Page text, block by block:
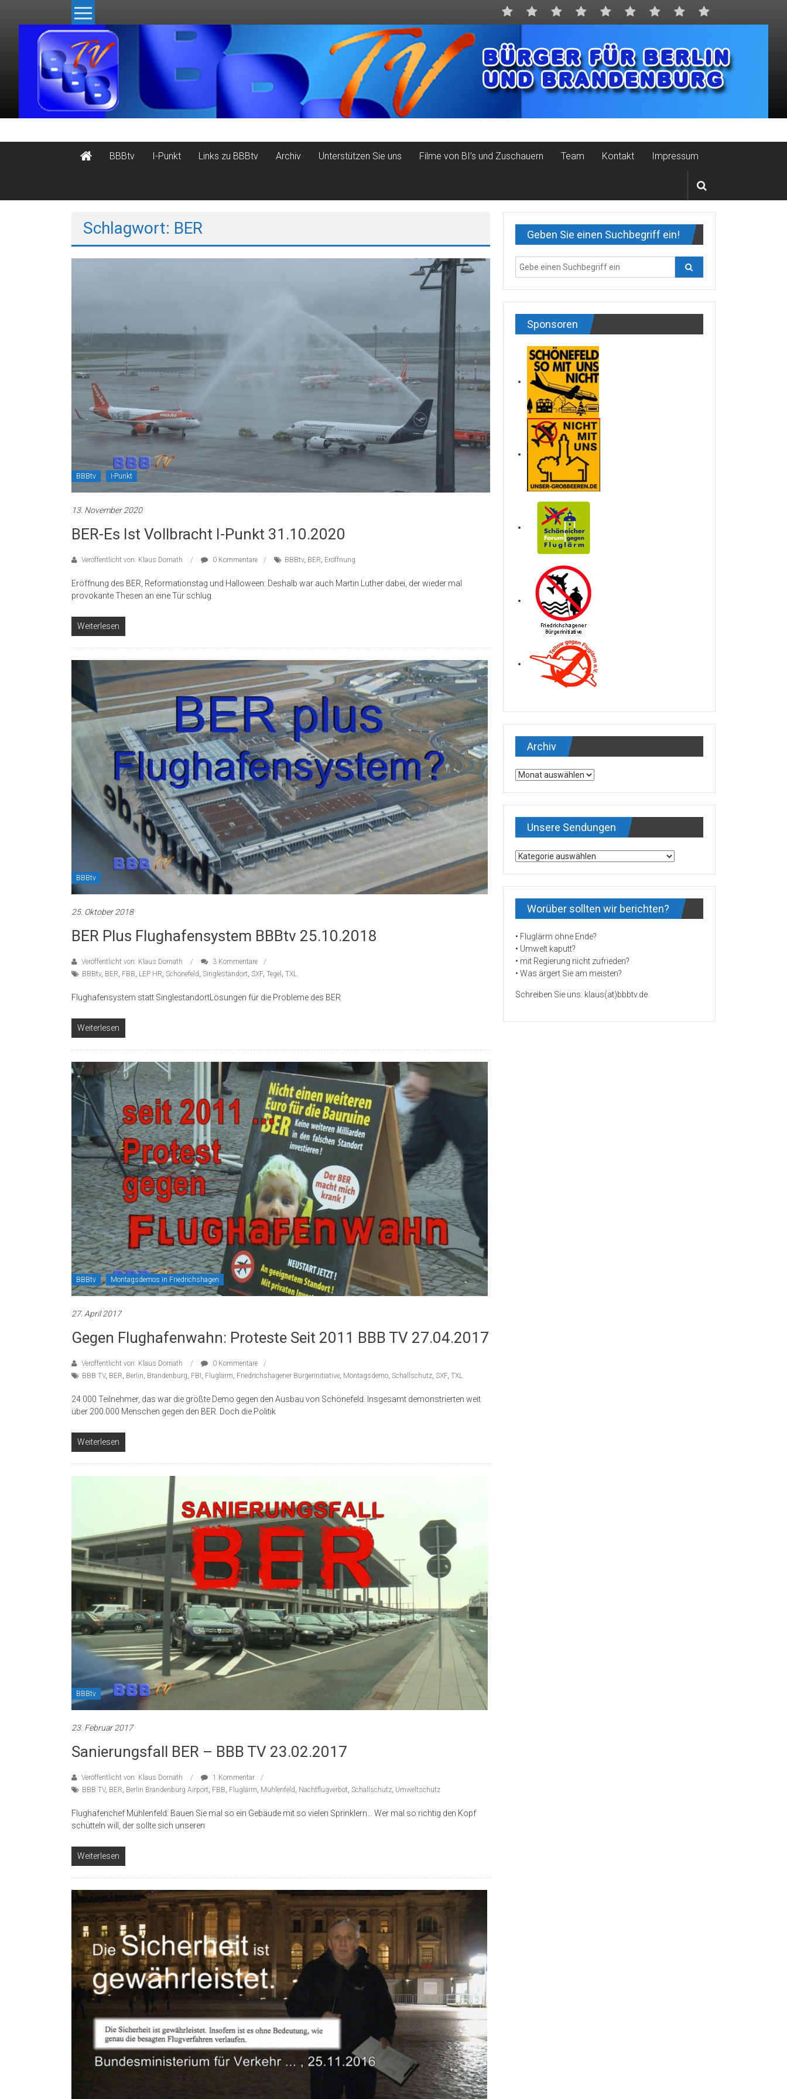
BBBtv.de
Das
für
und
Brandenburg
BBBtv I-Punkt Links zu BBBtv Archiv Unterstützen Sie uns Filme von BI’s und Zuschauern Team Kontakt Impressum
Schlagwort: BER
BBBtv I-Punkt
13. November 2020
BER-Es Ist Vollbracht I-Punkt 31.10.2020
Veröffentlicht von: Klaus Dornath 0 Kommentare BBBtv, BER, Eröffnung
Eröffnung des BER, Reformationstag und Halloween: Deshalb war auch Martin Luther dabei, der wieder mal
provokante Thesen an eine Tür schlug.
Weiterlesen
BBBtv
25. Oktober 2018
BER Plus Flughafensystem BBBtv 25.10.2018
Veröffentlicht von: Klaus Dornath
3 Kommentare
BBBtv, BER, FBB, LEP HR, Schönefeld, Singlestandort, SXF, Tegel , TXL
Flughafensystem statt SinglestandortLösungen für die Probleme des BER
Weiterlesen
BBBtv Montagsdemos in Friedrichshagen
27. April 2017
Gegen Flughafenwahn: Proteste Seit 2011 BBB TV 27.04.2017
Veröffentlicht von: Klaus Dornath
0 Kommentare
BBB TV, BER, Berlin, Brandenburg, FBI, Fluglärm, Friedrichshagener Bürgerinitiative, Montagsdemo, Schallschutz, SXF, TXL
24.000 Teilnehmer, das war die größte Demo gegen den Ausbau von Schönefeld. Insgesamt demonstrierten weit
über 200.000 Menschen gegen den BER. Doch die Politik
Weiterlesen
BBBtv
23. Februar 2017
Sanierungsfall BER – BBB TV 23.02.2017
Veröffentlicht von: Klaus Dornath
1 Kommentar
BBB TV, BER, Berlin Brandenburg Airport, FBB, Fluglärm, Mühlenfeld, Nachtflugverbot, Schallschutz, Umweltschutz
Flughafenchef Mühlenfeld: Bauen Sie mal so ein Gebäude mit so vielen Sprinklern… Wer mal so richtig den Kopf
schütteln will, der sollte sich unseren
Weiterlesen
Geben Sie einen Suchbegriff ein!
Sponsoren
Archiv
Archiv
Unsere Sendungen
Unsere
Worüber sollten wir berichten?
• Fluglärm ohne Ende?
• Umwelt kaputt?
• mit Regierung nicht zufrieden?
• Was ärgert Sie am meisten?
Schreiben Sie uns: klaus(at)bbbtv.de